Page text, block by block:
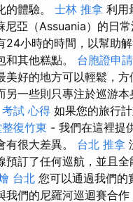
的體驗。 士林 推拿 利用
亞（Assuania）的日常
24小時的時間，以幫助解
和其他糕點。 台胞證申請
美好的地方可以輕鬆，
一些則只專注於巡游本
試 心得 如果您的旅行
復竹東 - 我們在這裡提
有很大差異。 台北 推拿
預訂了任何巡航，並且
台北 您可以通過我們的
我們的尼羅河巡迴賽合作